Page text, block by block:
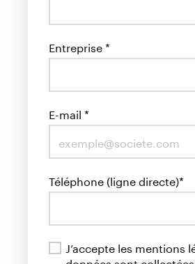
Entreprise *
E-mail *
Téléphone (ligne directe)*
J’accepte les mentions